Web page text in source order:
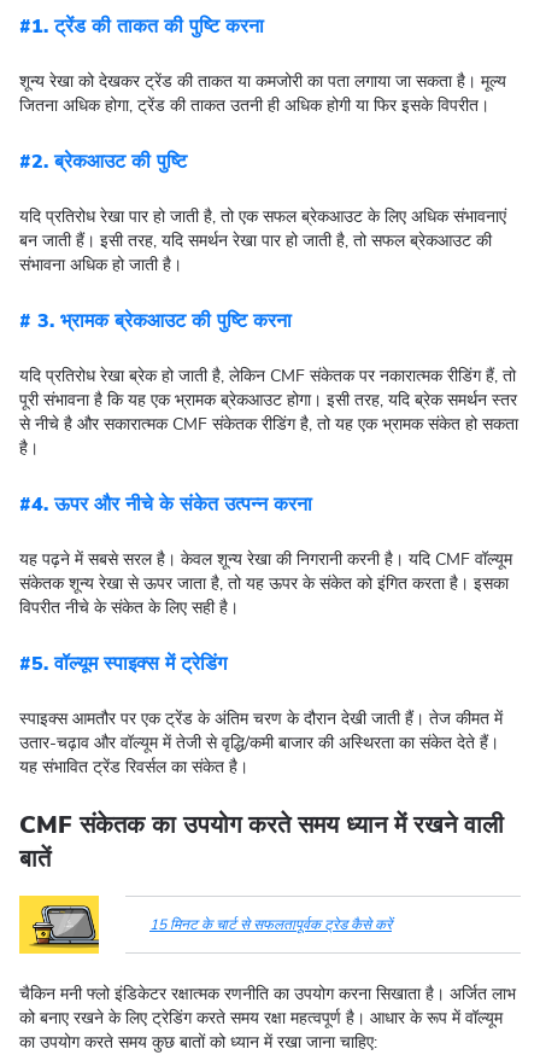
#1. ट्रेंड की ताकत की पुष्टि करना
शून्य रेखा को देखकर ट्रेंड की ताकत या कमजोरी का पता लगाया जा सकता है। मूल्य
जितना अधिक होगा, ट्रेंड की ताकत उतनी ही अधिक होगी या फिर इसके विपरीत।
#2. ब्रेकआउट की पुष्टि
यदि प्रतिरोध रेखा पार हो जाती है, तो एक सफल ब्रेकआउट के लिए अधिक संभावनाएं
बन जाती हैं। इसी तरह, यदि समर्थन रेखा पार हो जाती है, तो सफल ब्रेकआउट की
संभावना अधिक हो जाती है।
# 3. भ्रामक ब्रेकआउट की पुष्टि करना
यदि प्रतिरोध रेखा ब्रेक हो जाती है, लेकिन CMF संकेतक पर नकारात्मक रीडिंग हैं, तो
पूरी संभावना है कि यह एक भ्रामक ब्रेकआउट होगा। इसी तरह, यदि ब्रेक समर्थन स्तर
से नीचे है और सकारात्मक CMF संकेतक रीडिंग है, तो यह एक भ्रामक संकेत हो सकता
है।
#4. ऊपर और नीचे के संकेत उत्पन्न करना
यह पढ़ने में सबसे सरल है। केवल शून्य रेखा की निगरानी करनी है। यदि CMF वॉल्यूम
संकेतक शून्य रेखा से ऊपर जाता है, तो यह ऊपर के संकेत को इंगित करता है। इसका
विपरीत नीचे के संकेत के लिए सही है।
#5. वॉल्यूम स्पाइक्स में ट्रेडिंग
स्पाइक्स आमतौर पर एक ट्रेंड के अंतिम चरण के दौरान देखी जाती हैं। तेज कीमत में
उतार-चढ़ाव और वॉल्यूम में तेजी से वृद्धि/कमी बाजार की अस्थिरता का संकेत देते हैं।
यह संभावित ट्रेंड रिवर्सल का संकेत है।
CMF संकेतक का उपयोग करते समय ध्यान में रखने वाली
बातें
15 मिनट के चार्ट से सफलतापूर्वक ट्रेड कैसे करें
चैकिन मनी फ्लो इंडिकेटर रक्षात्मक रणनीति का उपयोग करना सिखाता है। अर्जित लाभ
को बनाए रखने के लिए ट्रेडिंग करते समय रक्षा महत्वपूर्ण है। आधार के रूप में वॉल्यूम
का उपयोग करते समय कुछ बातों को ध्यान में रखा जाना चाहिए: